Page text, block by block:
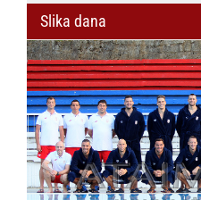
Slika dana